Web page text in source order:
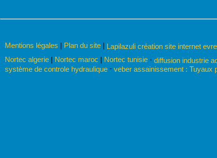
Mentions légales | Plan du site | Lapilazuli création site internet
Nortec algerie | Nortec maroc | Nortec tunisie - diffusion industrie
système de controle hydraulique - veber assainissement : Tuyaux